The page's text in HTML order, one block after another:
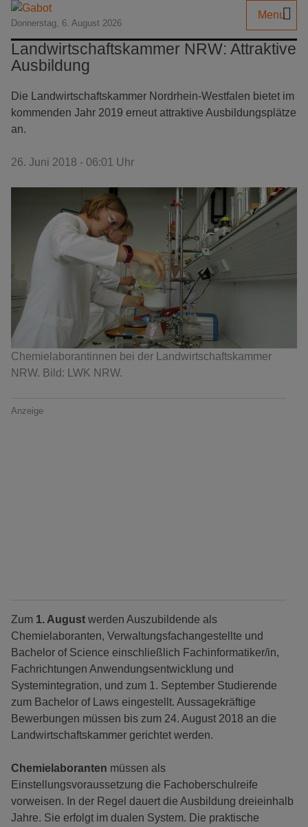
Donnerstag, 6. August 2026
Menu
Landwirtschaftskammer NRW: Attraktive
Ausbildung
Die Landwirtschaftskammer Nordrhein-Westfalen bietet im
kommenden Jahr 2019 erneut attraktive Ausbildungsplätze
an.
26. Juni 2018 - 06:01 Uhr
Chemielaborantinnen bei der Landwirtschaftskammer
NRW. Bild: LWK NRW.
Anzeige
Zum 1. August werden Auszubildende als
Chemielaboranten, Verwaltungsfachangestellte und
Bachelor of Science einschließlich Fachinformatiker/in,
Fachrichtungen Anwendungsentwicklung und
Systemintegration, und zum 1. September Studierende
zum Bachelor of Laws eingestellt. Aussagekräftige
Bewerbungen müssen bis zum 24. August 2018 an die
Landwirtschaftskammer gerichtet werden.
Chemielaboranten müssen als
Einstellungsvoraussetzung die Fachoberschulreife
vorweisen. In der Regel dauert die Ausbildung dreieinhalb
Jahre. Sie erfolgt im dualen System. Die praktische